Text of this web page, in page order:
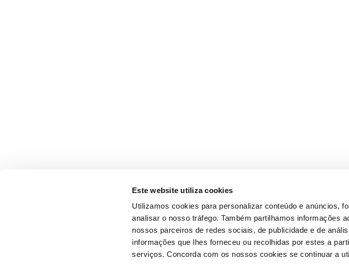
Este website utiliza cookies
Utilizamos cookies para personalizar conteúdo e anúncios,
analisar o nosso tráfego. Também partilhamos informações
nossos parceiros de redes sociais, de publicidade e de
informações que lhes forneceu ou recolhidas por estes a
serviços. Concorda com os nossos cookies se continuar a